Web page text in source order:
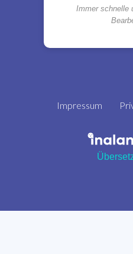
Immer schnelle
Impressum